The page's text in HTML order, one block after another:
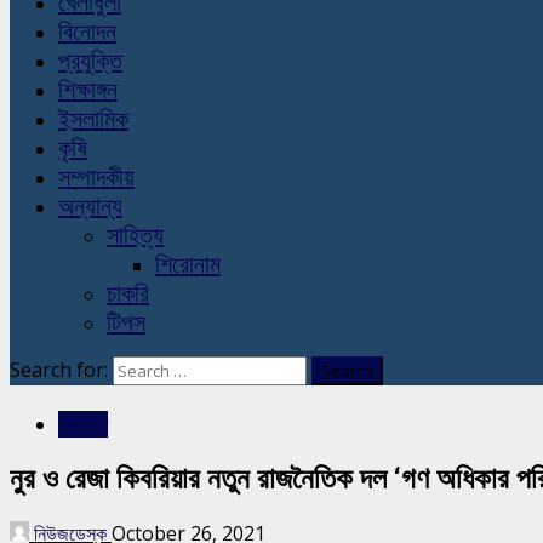
বিনোদন
প্রযুক্তি
শিক্ষাঙ্গন
ইসলামিক
কৃষি
সম্পাদকীয়
অন্যান্য
সাহিত্য
শিরোনাম
চাকরি
টিপস
Search for:
নুর ও রেজা কিবরিয়ার নতুন রাজনৈতিক দল ‘গণ অধিকার
নিউজডেস্কOctober 26, 2021